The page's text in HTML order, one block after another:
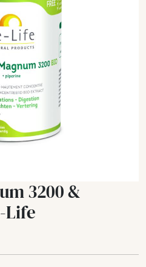
3200 &
Life